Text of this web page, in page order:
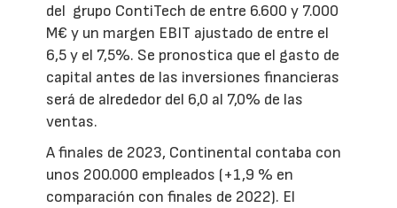
del grupo ContiTech de entre 6.600 y 7.000
M€ y un margen EBIT ajustado de entre el
6,5 y el 7,5%. Se pronostica que el gasto de
capital antes de las inversiones financieras
será de alrededor del 6,0 al 7,0% de las
ventas.
A finales de 2023, Continental contaba con
unos 200.000 empleados (+1,9 % en
comparación con finales de 2022). El